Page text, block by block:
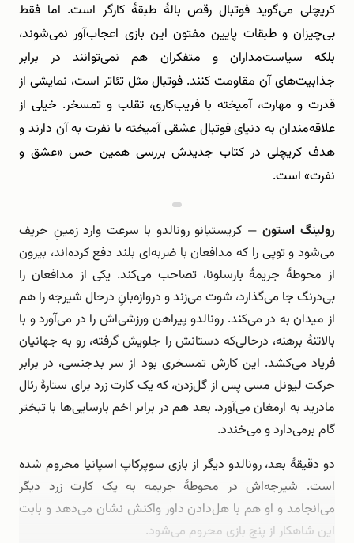
کریچلی می‌گوید فوتبال رقص بالۀ طبقۀ کارگر است. اما فقط
بی‌چیزان و طبقات پایین مفتون این بازی اعجاب‌آور نمی‌شوند،
بلکه سیاست‌مداران و متفکران هم نمی‌توانند در برابر
جذابیت‌های آن مقاومت کنند. فوتبال مثل تئاتر است، نمایشی از
قدرت و مهارت، آمیخته با فریب‌کاری، تقلب و تمسخر. خیلی از
علاقه‌مندان به دنیای فوتبال عشقی آمیخته با نفرت به آن دارند و
هدف کریچلی در کتاب جدیدش بررسی همین حس «عشق و
نفرت» است.
رولینگ استون— کریستیانو رونالدو با سرعت وارد زمینِ حریف
می‌شود و توپی را که مدافعان با ضربه‌ای بلند دفع کرده‌اند، بیرون
از محوطۀ جریمۀ بارسلونا، تصاحب می‌کند. یکی از مدافعان را
بی‌درنگ جا می‌گذارد، شوت می‌زند و دروازه‌بانِ درحال شیرجه را هم
از میدان به در می‌کند. رونالدو پیراهن ورزشی‌اش را در می‌آورد و با
بالاتنۀ برهنه، درحالی‌که دستانش را جلویش گرفته، رو به جهانیان
فریاد می‌کشد. این کارش تمسخری بود از سر بدجنسی، در برابر
حرکت لیونل مسی پس از گل‌زدن، که یک کارت زرد برای ستارۀ رئال
مادرید به ارمغان می‌آورد. بعد هم در برابر اخم بارسایی‌ها با تبختر
گام برمی‌دارد و می‌خندد.
دو دقیقۀ بعد، رونالدو دیگر از بازی سوپرکاپ اسپانیا محروم شده
است. شیرجه‌اش در محوطۀ جریمه به یک کارت زرد دیگر
می‌انجامد و او هم با هل‌دادن داور واکنش نشان می‌دهد و بابت
این شاهکار از پنج بازی محروم می‌شود.